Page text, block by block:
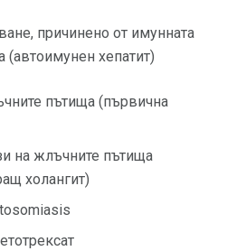
причинено от имунната
(автоимунен хепатит)
пътища (първична
на жлъчните пътища
холангит)